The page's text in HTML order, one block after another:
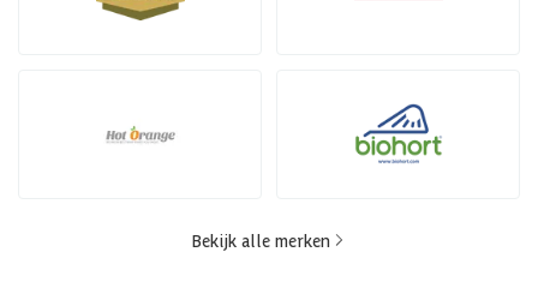
Bekijk alle merken